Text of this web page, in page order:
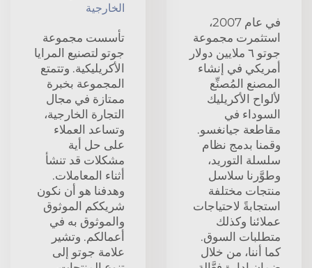
في عام 2007،
استثمرت مجموعة
جوتو ٦ ملايين دولار
أمريكي في إنشاء
المصنع المُصنِّع
لألواح الأكريليك
السوداء في
مقاطعة جيانغسو.
وقمنا بدمج نظام
سلسلة التوريد،
وطوَّرنا سلاسل
منتجات مختلفة
استجابةً لاحتياجات
عملائنا وكذلك
متطلبات السوق.
كما أننا، من خلال
الخارجية
تأسست مجموعة
جوتو لتصنيع المرايا
الأكريليكية. وتتمتع
المجموعة بخبرة
ممتازة في مجال
التجارة الخارجية،
وتساعد العملاء
على حل أية
مشكلات قد تنشأ
أثناء المعاملات.
وهدفنا هو أن نكون
شريككم الموثوق
والموثوق به في
أعمالكم. وتشير
علامة جوتو إلى